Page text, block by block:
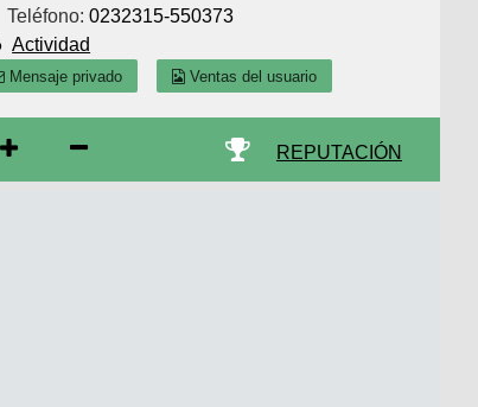
Teléfono:0232315-550373
Actividad
Mensaje privado Ventas del usuario
REPUTACIÓN